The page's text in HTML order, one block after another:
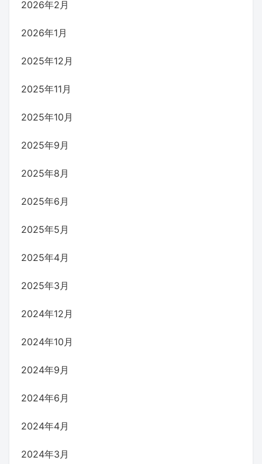
2026年2月
2026年1月
2025年12月
2025年11月
2025年10月
2025年9月
2025年8月
2025年6月
2025年5月
2025年4月
2025年3月
2024年12月
2024年10月
2024年9月
2024年6月
2024年4月
2024年3月